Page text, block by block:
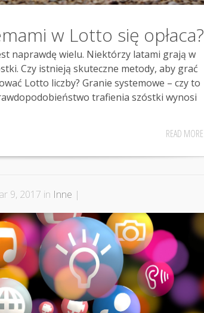
w Lotto się opłaca?
naprawdę wielu. Niektórzy latami grają w
Czy istnieją skuteczne metody, aby grać
Lotto liczby? Granie systemowe – czy to
trafienia szóstki wynosi
READ MORE
9, 2017 in Inne |